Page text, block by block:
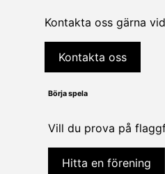
Kontakta oss gärna
Kontakta oss
Börja spela
Vill du prova på
Hitta en förening